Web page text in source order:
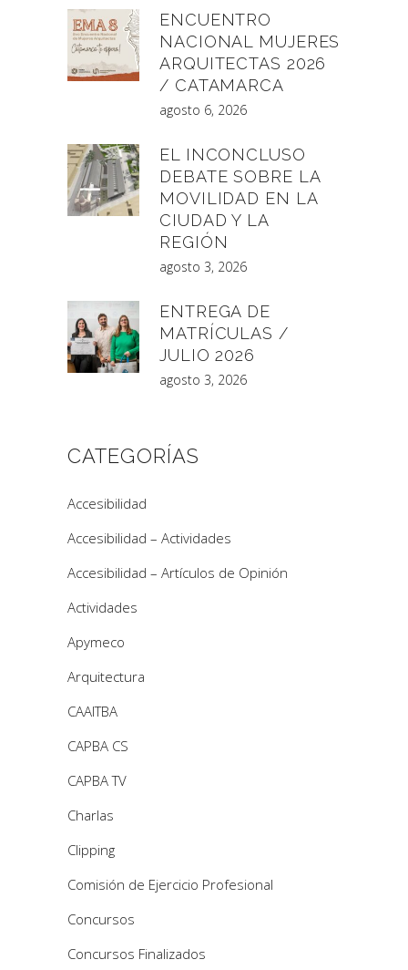
ENCUENTRO
NACIONAL MUJERES
ARQUITECTAS 2026
/ CATAMARCA
agosto 6, 2026
EL INCONCLUSO
DEBATE SOBRE LA
MOVILIDAD EN LA
CIUDAD Y LA
REGIÓN
agosto 3, 2026
ENTREGA DE
MATRÍCULAS /
JULIO 2026
agosto 3, 2026
CATEGORÍAS
Accesibilidad
Accesibilidad – Actividades
Accesibilidad – Artículos de Opinión
Actividades
Apymeco
Arquitectura
CAAITBA
CAPBA CS
CAPBA TV
Charlas
Clipping
Comisión de Ejercicio Profesional
Concursos
Concursos Finalizados